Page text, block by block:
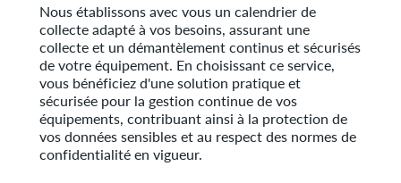
Nous établissons avec vous un calendrier de
collecte adapté à vos besoins, assurant une
collecte et un démantèlement continus et sécurisés
de votre équipement. En choisissant ce service,
vous bénéficiez d'une solution pratique et
sécurisée pour la gestion continue de vos
équipements, contribuant ainsi à la protection de
vos données sensibles et au respect des normes de
confidentialité en vigueur.